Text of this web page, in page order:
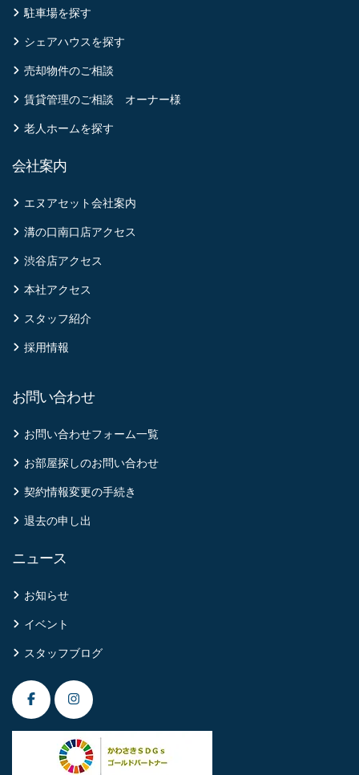
駐車場を探す
シェアハウスを探す
売却物件のご相談
賃貸管理のご相談 オーナー様
老人ホームを探す
会社案内
エヌアセット会社案内
溝の口南口店アクセス
渋谷店アクセス
本社アクセス
スタッフ紹介
採用情報
お問い合わせ
お問い合わせフォーム一覧
お部屋探しのお問い合わせ
契約情報変更の手続き
退去の申し出
ニュース
お知らせ
イベント
スタッフブログ